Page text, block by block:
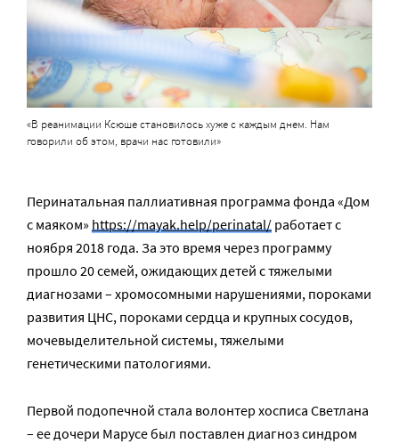
«В реанимации Ксюше становилось хуже с каждым днем. Нам
говорили об этом, врачи нас готовили»
Перинатальная паллиативная программа фонда «Дом
с маяком» https://mayak.help/perinatal/ работает с
ноября 2018 года. За это время через программу
прошло 20 семей, ожидающих детей с тяжелыми
диагнозами – хромосомными нарушениями, пороками
развития ЦНС, пороками сердца и крупных сосудов,
мочевыделительной системы, тяжелыми
генетическими патологиями.
Первой подопечной стала волонтер хосписа Светлана
– ее дочери Марусе был поставлен диагноз синдром